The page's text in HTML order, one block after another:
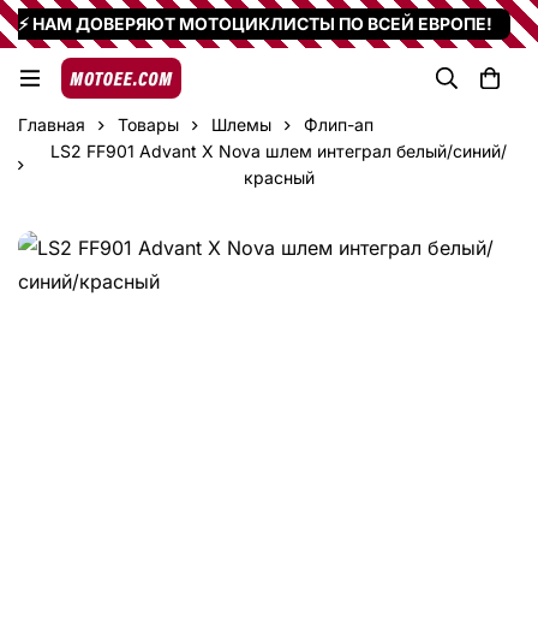
⚡ НАМ ДОВЕРЯЮТ МОТОЦИКЛИСТЫ ПО ВСЕЙ ЕВРОПЕ!
Главная Товары Шлемы
Флип-ап
LS2 FF901 Advant X Nova шлем интеграл белый/синий/
красный